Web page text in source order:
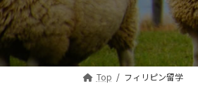
Top フィリピン留学